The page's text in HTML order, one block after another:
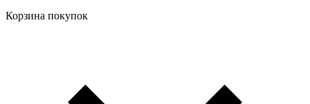
Корзина покупок